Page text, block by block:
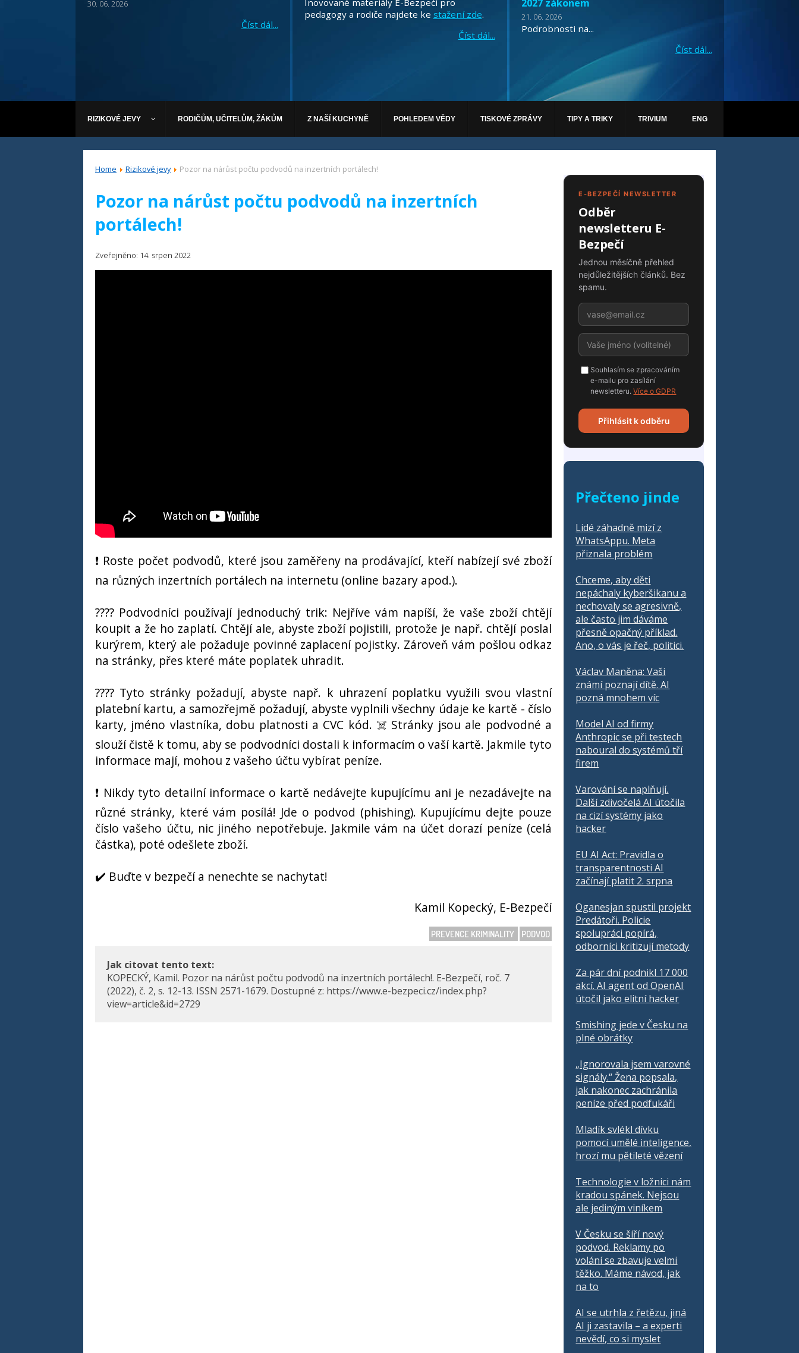
30. 06. 2026
Číst dál...
Inovované materiály E-Bezpečí pro
pedagogy a rodiče najdete ke stažení zde.
Číst dál...
2027 zákonem
21. 06. 2026
Podrobnosti na...
Číst dál...
RIZIKOVÉ JEVY RODIČŮM, UČITELŮM, ŽÁKŮM Z NAŠÍ KUCHYNĚ POHLEDEM VĚDY TISKOVÉ ZPRÁVY TIPY A TRIKY TRIVIUM ENG
Home Rizikové jevy Pozor na nárůst počtu podvodů na inzertních portálech!
E-BEZPEČÍ NEWSLETTER
Odběr
newsletteru E-
Bezpečí
Jednou měsíčně přehled
nejdůležitějších článků. Bez
spamu.
Souhlasím se zpracováním
e-mailu pro zasílání
newsletteru.Více o GDPR
Přihlásit k odběru
Přečteno jinde
Lidé záhadně mizí z
WhatsAppu. Meta
přiznala problém
Chceme, aby děti
nepáchaly kyberšikanu a
nechovaly se agresivně,
ale často jim dáváme
přesně opačný příklad.
Ano, o vás je řeč, politici.
Václav Maněna: Vaši
známí poznají dítě. AI
pozná mnohem víc
Model AI od firmy
Anthropic se při testech
naboural do systémů tří
firem
Varování se naplňují.
Další zdivočelá AI útočila
na cizí systémy jako
hacker
EU AI Act: Pravidla o
transparentnosti AI
začínají platit 2. srpna
Oganesjan spustil projekt
Predátoři. Policie
spolupráci popírá,
odborníci kritizují metody
Za pár dní podnikl 17 000
akcí. AI agent od OpenAI
útočil jako elitní hacker
Smishing jede v Česku na
plné obrátky
„Ignorovala jsem varovné
signály.“ Žena popsala,
jak nakonec zachránila
peníze před podfukáři
Mladík svlékl dívku
pomocí umělé inteligence,
hrozí mu pětileté vězení
Technologie v ložnici nám
kradou spánek. Nejsou
ale jediným viníkem
V Česku se šíří nový
podvod. Reklamy po
volání se zbavuje velmi
těžko. Máme návod, jak
na to
AI se utrhla z řetězu, jiná
AI ji zastavila – a experti
nevědí, co si myslet
Pozor na nárůst počtu podvodů na inzertních
portálech!
Zveřejněno: 14. srpen 2022
❗️ Roste počet podvodů, které jsou zaměřeny na prodávající, kteří nabízejí své zboží
na různých inzertních portálech na internetu (online bazary apod.).
???? Podvodníci používají jednoduchý trik: Nejříve vám napíší, že vaše zboží chtějí
koupit a že ho zaplatí. Chtějí ale, abyste zboží pojistili, protože je např. chtějí poslal
kurýrem, který ale požaduje povinné zaplacení pojistky. Zároveň vám pošlou odkaz
na stránky, přes které máte poplatek uhradit.
???? Tyto stránky požadují, abyste např. k uhrazení poplatku využili svou vlastní
platební kartu, a samozřejmě požadují, abyste vyplnili všechny údaje ke kartě - číslo
karty, jméno vlastníka, dobu platnosti a CVC kód. ☠️ Stránky jsou ale podvodné a
slouží čistě k tomu, aby se podvodníci dostali k informacím o vaší kartě. Jakmile tyto
informace mají, mohou z vašeho účtu vybírat peníze.
❗️ Nikdy tyto detailní informace o kartě nedávejte kupujícímu ani je nezadávejte na
různé stránky, které vám posílá! Jde o podvod (phishing). Kupujícímu dejte pouze
číslo vašeho účtu, nic jiného nepotřebuje. Jakmile vám na účet dorazí peníze (celá
částka), poté odešlete zboží.
✔️ Buďte v bezpečí a nenechte se nachytat!
Kamil Kopecký, E-Bezpečí
PREVENCE KRIMINALITY PODVOD
Jak citovat tento text:
KOPECKÝ, Kamil. Pozor na nárůst počtu podvodů na inzertních portálech!. E-Bezpečí, roč. 7
(2022), č. 2, s. 12-13. ISSN 2571-1679. Dostupné z: https://www.e-bezpeci.cz/index.php?
view=article&id=2729